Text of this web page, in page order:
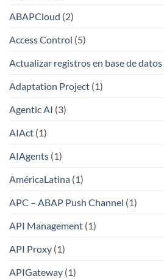
ABAPCloud (2)
Access Control (5)
Actualizar registros en base de datos
Adaptation Project (1)
Agentic AI (3)
AIAct (1)
AIAgents (1)
AméricaLatina (1)
APC – ABAP Push Channel (1)
API Management (1)
API Proxy (1)
APIGateway (1)